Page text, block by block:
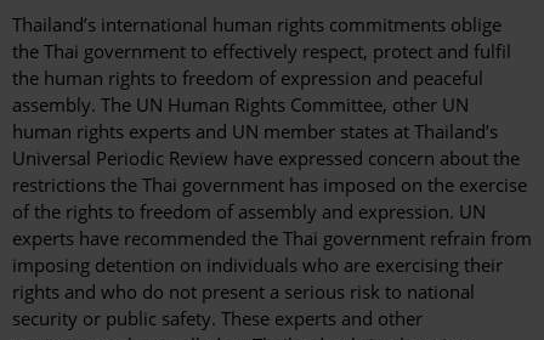
Thailand’s international human rights commitments oblige
the Thai government to effectively respect, protect and fulfil
the human rights to freedom of expression and peaceful
assembly. The UN Human Rights Committee, other UN
human rights experts and UN member states at Thailand’s
Universal Periodic Review have expressed concern about the
restrictions the Thai government has imposed on the exercise
of the rights to freedom of assembly and expression. UN
experts have recommended the Thai government refrain from
imposing detention on individuals who are exercising their
rights and who do not present a serious risk to national
security or public safety. These experts and other